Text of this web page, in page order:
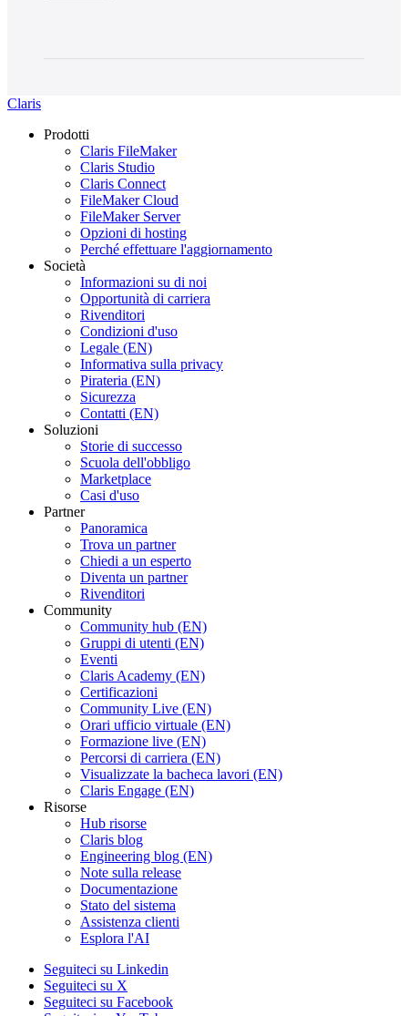
Claris
Prodotti
Claris FileMaker
Claris Studio
Claris Connect
FileMaker Cloud
FileMaker Server
Opzioni di hosting
Perché effettuare l'aggiornamento
Società
Informazioni su di noi
Opportunità di carriera
Rivenditori
Condizioni d'uso
Legale (EN)
Informativa sulla privacy
Pirateria (EN)
Sicurezza
Contatti (EN)
Soluzioni
Storie di successo
Scuola dell'obbligo
Marketplace
Casi d'uso
Partner
Panoramica
Trova un partner
Chiedi a un esperto
Diventa un partner
Rivenditori
Community
Community hub (EN)
Gruppi di utenti (EN)
Eventi
Claris Academy (EN)
Certificazioni
Community Live (EN)
Orari ufficio virtuale (EN)
Formazione live (EN)
Percorsi di carriera (EN)
Visualizzate la bacheca lavori (EN)
Claris Engage (EN)
Risorse
Hub risorse
Claris blog
Engineering blog (EN)
Note sulla release
Documentazione
Stato del sistema
Assistenza clienti
Esplora l'AI
Seguiteci su Linkedin
Seguiteci su X
Seguiteci su Facebook